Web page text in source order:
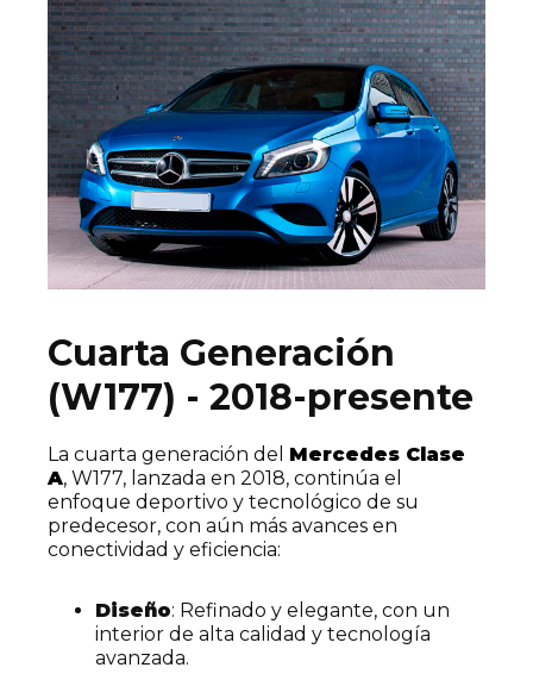
Cuarta Generación
(W177) - 2018-presente
La cuarta generación del Mercedes Clase
A, W177, lanzada en 2018, continúa el
enfoque deportivo y tecnológico de su
predecesor, con aún más avances en
conectividad y eficiencia:
Diseño: Refinado y elegante, con un
interior de alta calidad y tecnología
avanzada.